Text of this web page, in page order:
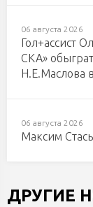
06 августа 2026
Гол+ассист
СКА»
Н.Е.Маслова
06 августа 2026
Максим
ДРУГИЕ